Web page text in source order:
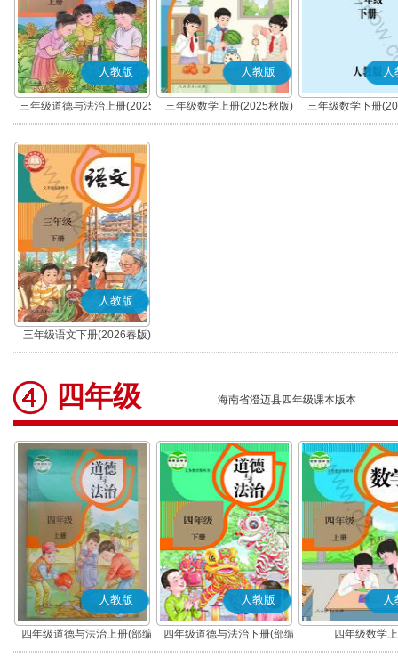
人教版
三年级道德与法治上册(2025
秋版)(部编版)
人教版
三年级数学上册(2025秋版)
人
三年级数学下册
人教版
三年级语文下册(2026春版)
(部编版)
四年级 海南省澄迈县四年级课本版本
人教版
四年级道德与法治上册(部编
版)
人教版
四年级道德与法治下册(部编
版)
人
四年级数学